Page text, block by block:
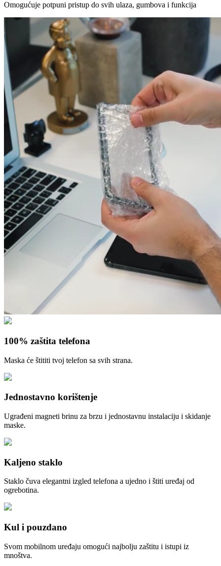
Omogućuje potpuni pristup do svih ulaza, gumbova i funkcija
100% zaštita telefona
Maska će štititi tvoj telefon sa svih strana.
Jednostavno korištenje
Ugrađeni magneti brinu za brzu i jednostavnu instalaciju i skidanje
maske.
Kaljeno staklo
Staklo čuva elegantni izgled telefona a ujedno i štiti uređaj od
ogrebotina.
Kul i pouzdano
Svom mobilnom uređaju omogući najbolju zaštitu i istupi iz
mnoštva.